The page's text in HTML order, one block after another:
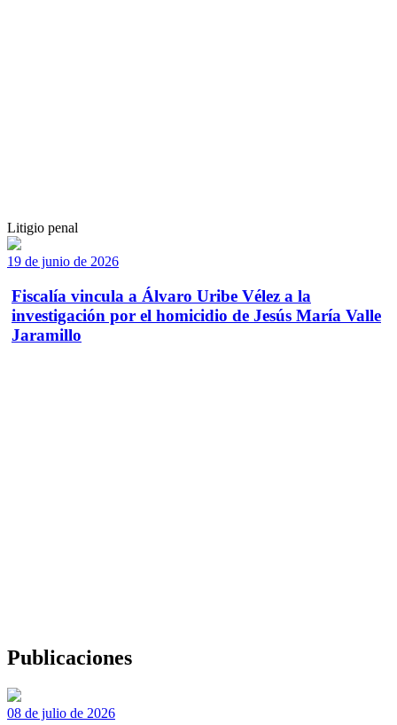
Litigio penal
19 de junio de 2026
Fiscalía vincula a Álvaro Uribe Vélez a la
investigación por el homicidio de Jesús María Valle
Jaramillo
Publicaciones
08 de julio de 2026